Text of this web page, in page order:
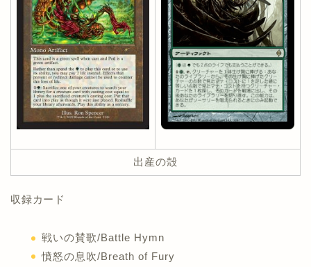
出産の殻
収録カード
戦いの賛歌/Battle Hymn
憤怒の息吹/Breath of Fury